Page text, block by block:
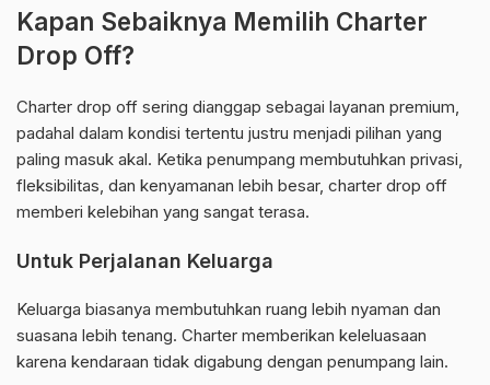
Kapan Sebaiknya Memilih Charter
Drop Off?
Charter drop off sering dianggap sebagai layanan premium,
padahal dalam kondisi tertentu justru menjadi pilihan yang
paling masuk akal. Ketika penumpang membutuhkan privasi,
fleksibilitas, dan kenyamanan lebih besar, charter drop off
memberi kelebihan yang sangat terasa.
Untuk Perjalanan Keluarga
Keluarga biasanya membutuhkan ruang lebih nyaman dan
suasana lebih tenang. Charter memberikan keleluasaan
karena kendaraan tidak digabung dengan penumpang lain.